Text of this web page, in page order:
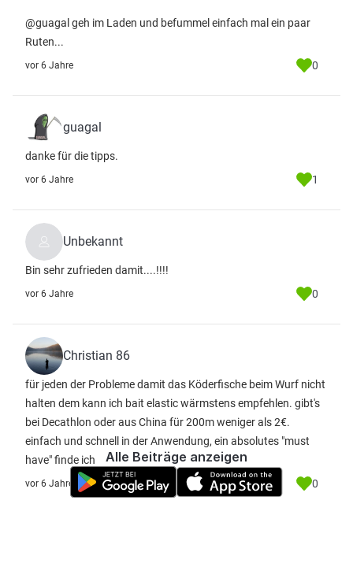
@guagal geh im Laden und befummel einfach mal ein paar
Ruten...
vor 6 Jahre 0
guagal
danke für die tipps.
vor 6 Jahre 1
Unbekannt
Bin sehr zufrieden damit....!!!!
vor 6 Jahre 0
Christian 86
für jeden der Probleme damit das Köderfische beim Wurf nicht
halten dem kann ich bait elastic wärmstens empfehlen. gibt's
bei Decathlon oder aus China für 200m weniger als 2€.
einfach und schnell in der Anwendung, ein absolutes "must
have" finde ich
vor 6 Jahre 0
Alle Beiträge anzeigen